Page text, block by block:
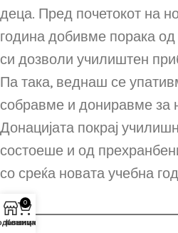
деца. Пред почетокот на
година добивме порака
си дозволи училиштен
Па така, веднаш се
собравме и дониравме за
Донацијата покрај
состоеше и од
со среќа новата учебна
0
Кошничка